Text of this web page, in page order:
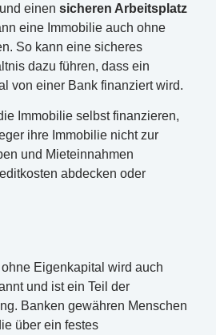
einen sicheren Arbeitsplatz
eine Immobilie auch ohne
So kann eine sicheres
dazu führen, dass ein
von einer Bank finanziert wird.
Immobilie selbst finanzieren,
ihre Immobilie nicht zur
und Mieteinnahmen
abdecken oder
Eigenkapital wird auch
und ist ein Teil der
Banken gewähren Menschen
über ein festes